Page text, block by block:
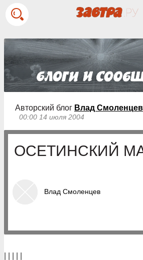
Авторский блог Влад Смоленцев
00:00 14 июля 2004
ОСЕТИНСКИЙ
Влад Смоленцев